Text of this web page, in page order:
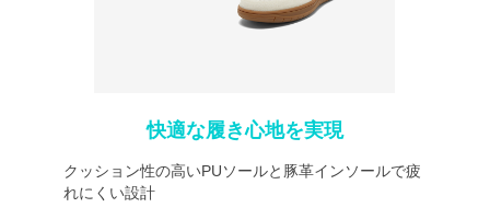
快適な履き心地を実現
クッション性の高いPUソールと豚革インソールで疲
れにくい設計